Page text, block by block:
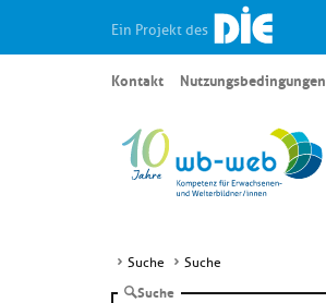
Ein Projekt des
Kontakt Nutzungsbedingungen
Suche Suche
Suche